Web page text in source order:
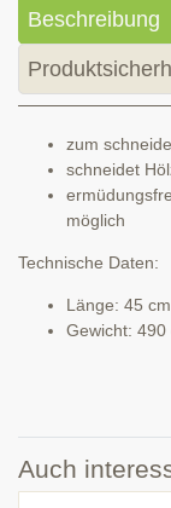
Beschreibung
zum
schneidet
möglich
Technische Daten:
Länge: 45 cm
Gewicht: 490
Auch